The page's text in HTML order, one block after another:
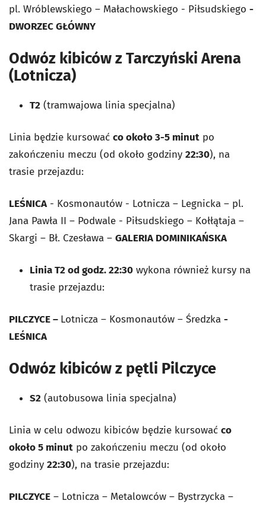
pl. Wróblewskiego – Małachowskiego - Piłsudskiego -
DWORZEC GŁÓWNY
Odwóz kibiców z Tarczyński Arena
(Lotnicza)
T2 (tramwajowa linia specjalna)
Linia będzie kursować co około 3-5 minut po
zakończeniu meczu (od około godziny 22:30), na
trasie przejazdu:
LEŚNICA- Kosmonautów - Lotnicza – Legnicka – pl.
Jana Pawła II – Podwale - Piłsudskiego – Kołłątaja –
Skargi – Bł. Czesława – GALERIA DOMINIKAŃSKA
Linia T2od godz. 22:30 wykona również kursy na
trasie przejazdu:
PILCZYCE – Lotnicza – Kosmonautów – Średzka -
LEŚNICA
Odwóz kibiców z pętli Pilczyce
S2 (autobusowa linia specjalna)
Linia w celu odwozu kibiców będzie kursować co
około 5 minut po zakończeniu meczu (od około
godziny 22:30), na trasie przejazdu:
PILCZYCE – Lotnicza – Metalowców – Bystrzycka –